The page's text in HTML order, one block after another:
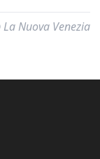
Nuova Venezia